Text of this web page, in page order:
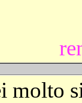
molto